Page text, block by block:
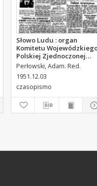
Słowo Ludu : organ
Komitetu
Polskiej Zjednoczonej
Partii Robotniczej, 1951,
R.3, nr 312
Perłowski, Adam. Red.
1951.12.03
czasopismo